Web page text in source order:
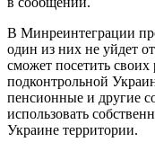
В Минреинтеграции
один из них не уйдет
сможет посетить
подконтрольной
пенсионные и другие
использовать
Украине территории.